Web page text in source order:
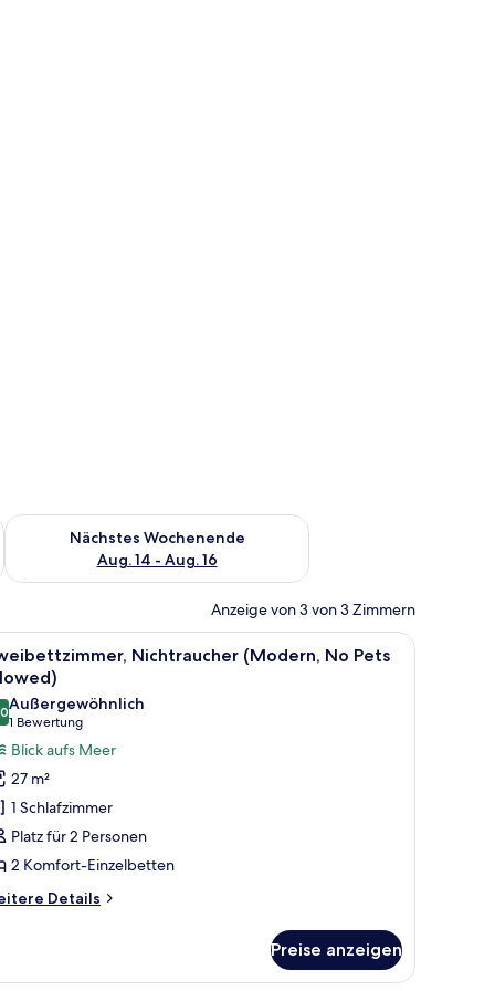
Aug. 7 - Aug. 9.
Nächstes Wochenende
Aug. 14 - Aug. 16
Überprüfe die Verfügbarkeit für nächstes Wochenende, Aug.
Anzeige von 3 von 3 Zimmern
einem Fenster mit Meerblick und einem Sessel.Ein Zimmer mit zwei Betten, einem kleinen
5
Nichtraucher (Modern, No Pets
von 10
Außergewöhnlich
1 Bewertung
(1
Bewertung)
Blick aufs Meer
27 m²
1 Schlafzimmer
Platz für 2 Personen
2 Komfort-Einzelbetten
Details
Preise anzeigen